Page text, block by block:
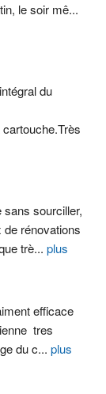
le soir mê...
du
sourciller,
rénovations
trè... plus
efficace
tres
du c... plus